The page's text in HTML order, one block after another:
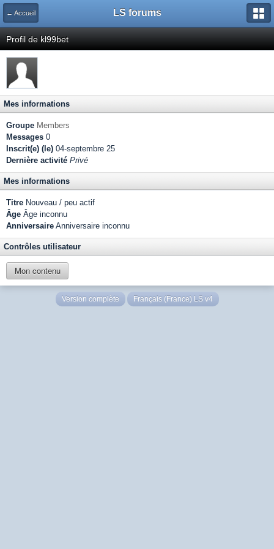
← Accueil LS forums
Profil de kl99bet
Mes informations
Groupe Members
Messages 0
Inscrit(e) (le) 04-septembre 25
Dernière activité Privé
Mes informations
Titre Nouveau / peu actif
Âge Âge inconnu
Anniversaire Anniversaire inconnu
Contrôles utilisateur
Mon contenu
Version complète Français (France) LS v4